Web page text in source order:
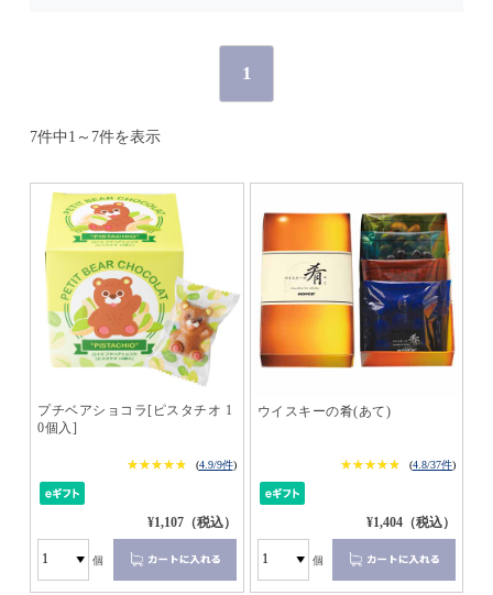
1
7件中1～7件を表示
プチベアショコラ[ピスタチオ 1
0個入]
★★★★★
★★★★★ (4.9/9件)
¥1,107（税込）
個
ウイスキーの肴(あて)
★★★★★
★★★★★ (4.8/37件)
¥1,404（税込）
個